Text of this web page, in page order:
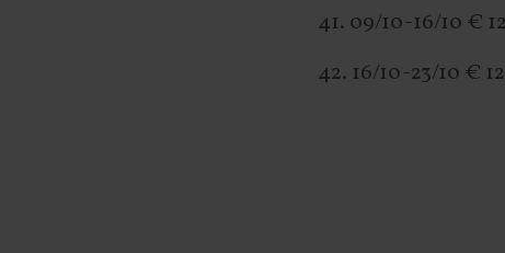
41. 09/10-16/10
42. 16/10-23/10 €